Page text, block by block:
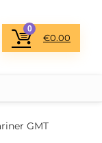
0
€0.00
GMT